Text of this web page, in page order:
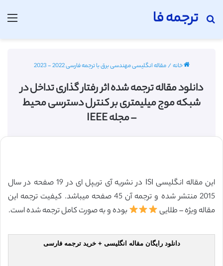
ترجمه فا
جستجو برای
خانه/مقاله انگلیسی مهندسی برق با ترجمه فارسی 2022 - 2023
دانلود مقاله ترجمه شده اثر رفتار گذاری تداخل در
شبکه موج میلیمتری بر کنترل دسترسی محیط
– مجله IEEE
این مقاله انگلیسی ISI در نشریه آی تریپل ای در 19 صفحه در سال
2015 منتشر شده و ترجمه آن 45 صفحه میباشد. کیفیت ترجمه این
مقاله ویژه – طلایی
بوده و به صورت کامل ترجمه شده است.
دانلود رایگان مقاله انگلیسی + خرید ترجمه فارسی